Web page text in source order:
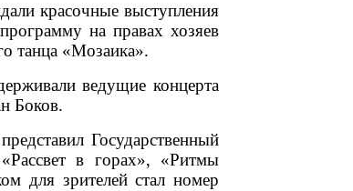
красочные выступления
на правах хозяев
танца «Мозаика».
ведущие концерта
Боков.
Государственный
в горах», «Ритмы
для зрителей стал номер